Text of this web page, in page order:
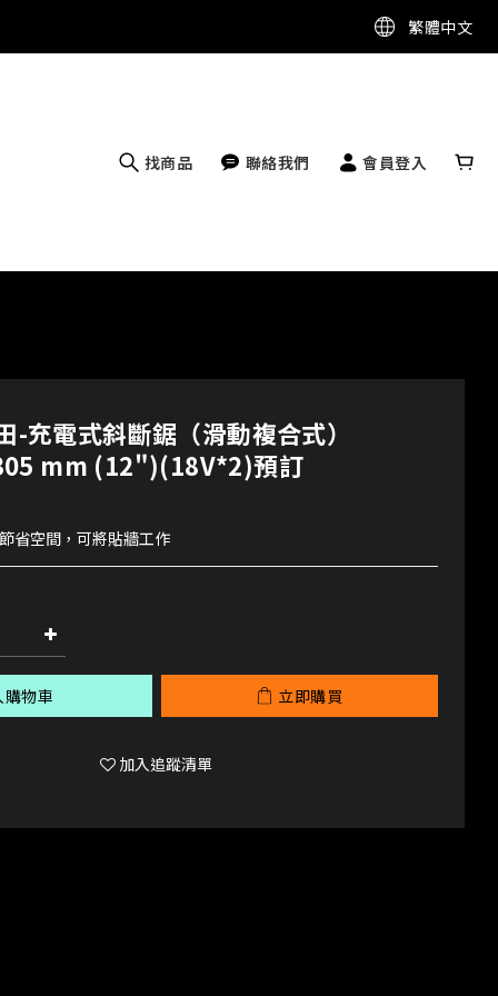
繁體中文
找商品 聯絡我們 會員登入
-充電式斜斷鋸（滑動複合式）
mm (12")(18V*2)預訂
省空間，可將貼牆工作
購物車 立即購買
加入追蹤清單